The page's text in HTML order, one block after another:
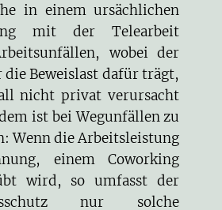
in einem ursächlichen
mit der Telearbeit
wobei der
Beweislast dafür trägt,
nicht privat verursacht
ist bei Wegunfällen zu
Wenn die Arbeitsleistung
einem Coworking
wird, so umfasst der
nur solche